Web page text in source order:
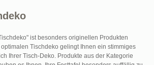
ist besonders originellen Produkten
Tischdeko gelingt Ihnen ein stimmiges
Ihrer Tisch-Deko. Produkte aus der Kategorie